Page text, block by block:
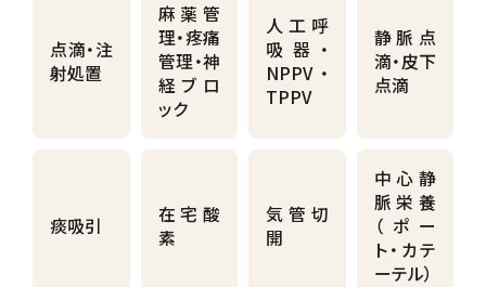
点滴・注
射処置
麻薬管
理・疼痛
管理・神
経ブロ
ック
人工呼
吸器・
NPPV・
TPPV
静脈点
滴・皮下
点滴
痰吸引
在宅酸
素
気管切
開
中心静
脈栄養
（ポー
ト・カテ
ーテル）